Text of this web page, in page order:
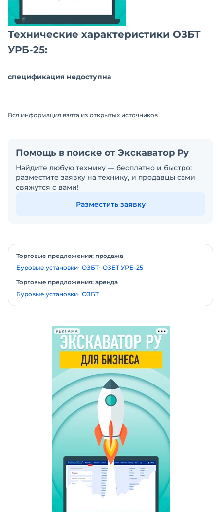
Технические характеристики ОЗБТ
УРБ-25:
спецификация недоступна
Вся информация взята из открытых источников
Помощь в поиске от Экскаватор Ру
Найдите любую технику — бесплатно и быстро:
разместите заявку на технику, и продавцы сами
свяжутся с вами!
Разместить заявку
Торговые предложения: продажа
Буровые установки ОЗБТ ОЗБТ УРБ-25
Торговые предложения: аренда
Буровые установки ОЗБТ
РЕКЛАМА